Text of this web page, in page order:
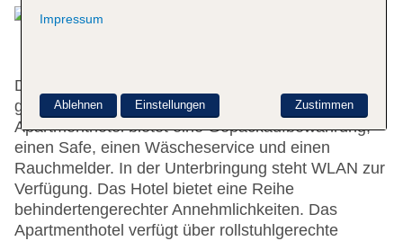
Das freundliche Personal an der Rezeption ist
gerne bei allen Fragen behilflich. Das
Apartmenthotel bietet eine Gepäckaufbewahrung,
einen Safe, einen Wäscheservice und einen
Rauchmelder. In der Unterbringung steht WLAN zur
Verfügung. Das Hotel bietet eine Reihe
behindertengerechter Annehmlichkeiten. Das
Apartmenthotel verfügt über rollstuhlgerechte
Impressum
Zustimmen
Ablehnen Einstellungen